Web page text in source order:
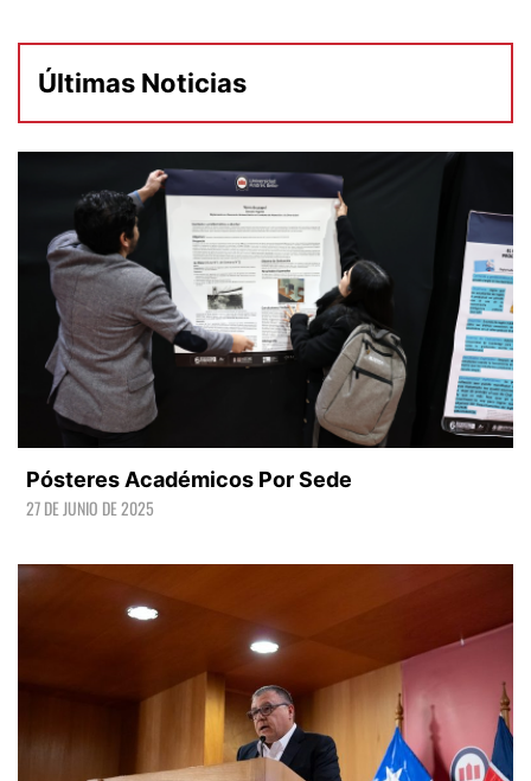
Últimas Noticias
Pósteres Académicos Por Sede
27 DE JUNIO DE 2025